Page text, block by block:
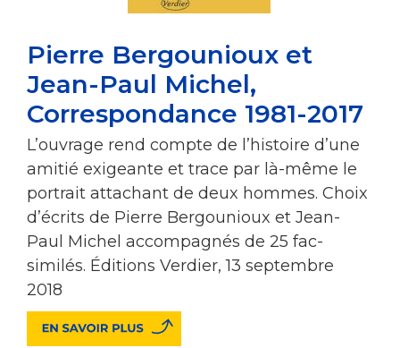
Pierre Bergounioux et
Jean-Paul Michel,
Correspondance 1981-2017
L’ouvrage rend compte de l’histoire d’une
amitié exigeante et trace par là-même le
portrait attachant de deux hommes. Choix
d’écrits de Pierre Bergounioux et Jean-
Paul Michel accompagnés de 25 fac-
similés. Éditions Verdier, 13 septembre
2018